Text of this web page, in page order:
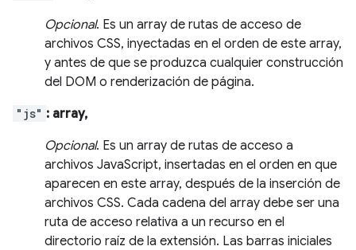
Opcional. Es un array de rutas de acceso de
archivos CSS, inyectadas en el orden de este array,
y antes de que se produzca cualquier construcción
del DOM o renderización de página.
"js" : array,
Opcional. Es un array de rutas de acceso a
archivos JavaScript, insertadas en el orden en que
aparecen en este array, después de la inserción de
archivos CSS. Cada cadena del array debe ser una
ruta de acceso relativa a un recurso en el
directorio raíz de la extensión. Las barras iniciales